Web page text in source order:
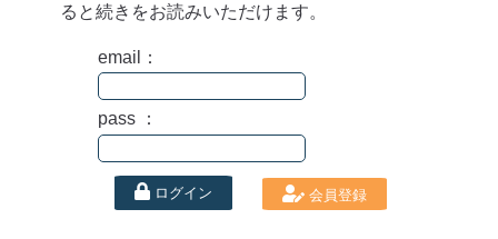
ると続きをお読みいただけます。
email：
pass ：
ログイン 会員登録